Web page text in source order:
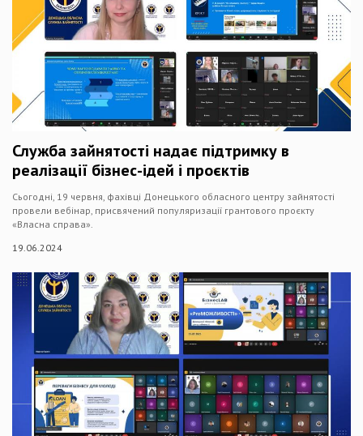
Служба зайнятості надає підтримку в
реалізації бізнес-ідей і проєктів
Сьогодні, 19 червня, фахівці Донецького обласного центру зайнятості
провели вебінар, присвячений популяризації грантового проєкту
«Власна справа».
19.06.2024